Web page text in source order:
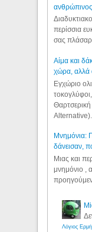
περίσσια
σας
Αίμα και
χώρα, αλλά
Εγχώριο
Alternative).
Μνημόνια:
δάνεισαν,
Μιας και
μνημόνιο ,